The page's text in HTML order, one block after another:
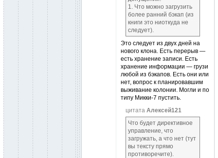
1. Что можно загрузить
более ранний бэкап (из
книги это ниоткуда не
следует).
Это следует из двух дней на
нового клона. Есть перерыв —
есть хранение записи. Есть
хранение информации — грузи
любой из бэкапов. Есть они или
нет, вопрос к планировавшим
выживание колонии. Могли и по
типу Микки-7 пустить.
цитата Алексей121
Что будет директивное
управление, что
загружать, а что нет (тут
вы тексту прямо
противоречите).